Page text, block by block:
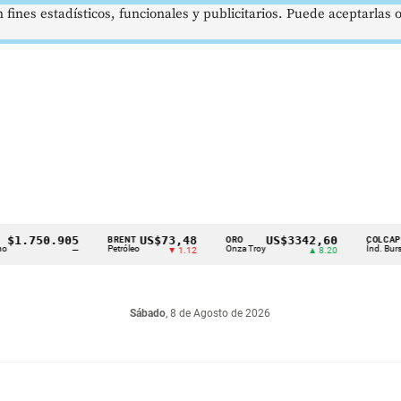
Petróleo
US$73,48
▼ 1.12 Onza Troy
US$3342,60 COLCAP
Índ. Bursátil
Sábado, 8 de Agosto de 2026
estadísticos, funcionales y publicitarios. Puede aceptarlas